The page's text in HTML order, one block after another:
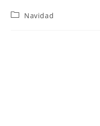
Categoría
Navidad